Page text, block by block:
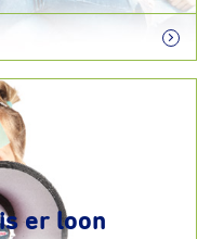
er loon